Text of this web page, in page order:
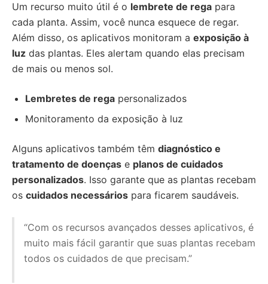
Um recurso muito útil é o lembrete de rega para
cada planta. Assim, você nunca esquece de regar.
Além disso, os aplicativos monitoram a exposição à
luz das plantas. Eles alertam quando elas precisam
de mais ou menos sol.
Lembretes de rega personalizados
Monitoramento da exposição à luz
Alguns aplicativos também têm diagnóstico e
tratamento de doenças e planos de cuidados
personalizados. Isso garante que as plantas recebam
os cuidados necessários para ficarem saudáveis.
“Com os recursos avançados desses aplicativos, é
muito mais fácil garantir que suas plantas recebam
todos os cuidados de que precisam.”